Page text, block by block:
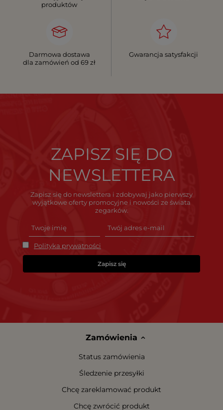
produktów
Darmowa dostawa
dla zamówień od 69 zł
Gwarancja satysfakcji
ZAPISZ SIĘ DO
NEWSLETTERA
Zapisz się do newslettera i zdobywaj jako pierwszy
wyjątkowe oferty promocyjne i nowości ze świata
zegarków.
Polityka prywatności
Zapisz się
Zamówienia
Status zamówienia
Śledzenie przesyłki
Chcę zareklamować produkt
Chcę zwrócić produkt